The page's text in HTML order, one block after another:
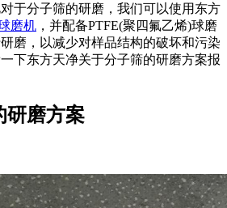
于分子筛的研磨，我们可以使用东方
磨机 ，并配备PTFE(聚四氟乙烯)球磨
磨，以减少对样品结构的破坏和污染
下东方天净关于分子筛的研磨方案报
研磨方案